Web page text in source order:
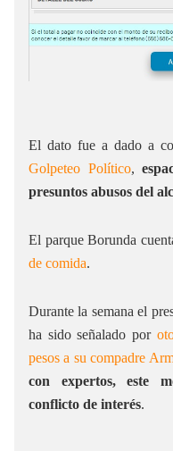
El dato fue a dado a
Golpeteo Político,
presuntos abusos del
El parque Borunda
de comida.
Durante la semana el
ha sido señalado por
pesos a su compadre
con expertos, este
conflicto de interés.